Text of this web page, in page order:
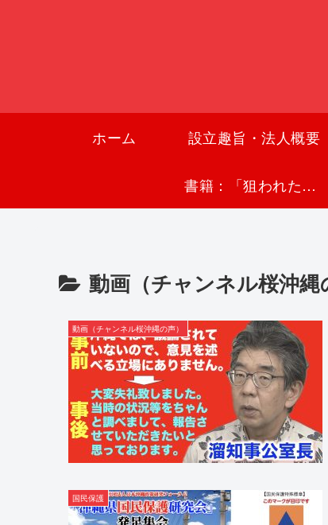
ホーム 設立趣旨・法人概要
書籍：「狙われた沖縄〜真実の沖縄史が日本を救う〜」
動画（チャンネル桜沖縄
動画（チャンネル桜沖縄の声）
国民保護